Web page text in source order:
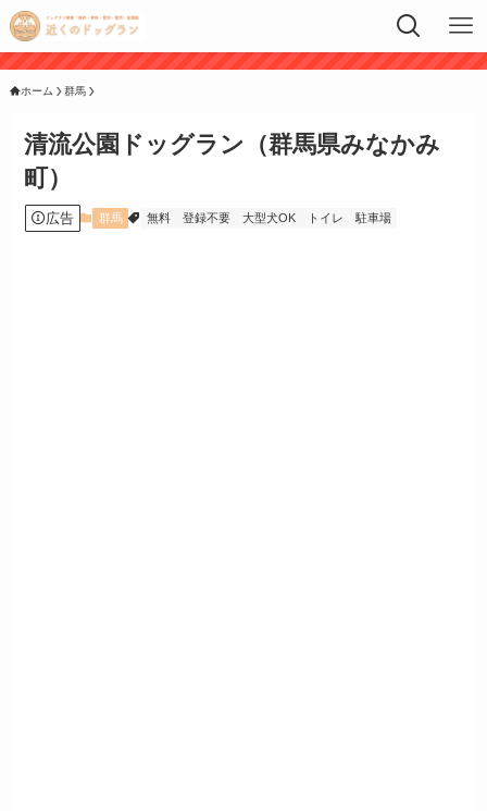
ホーム 群馬
清流公園ドッグラン（群馬県みなかみ
町）
広告 群馬 無料 登録不要 大型犬OK トイレ 駐車場